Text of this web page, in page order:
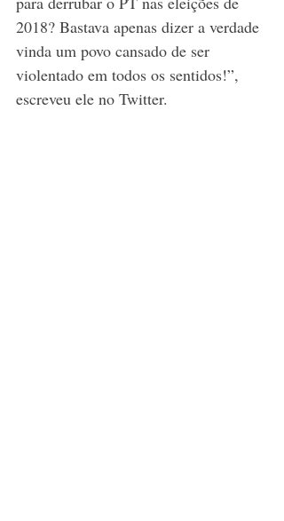
2018? Bastava apenas dizer a verdade
vinda um povo cansado de ser
violentado em todos os sentidos!”,
escreveu ele no Twitter.